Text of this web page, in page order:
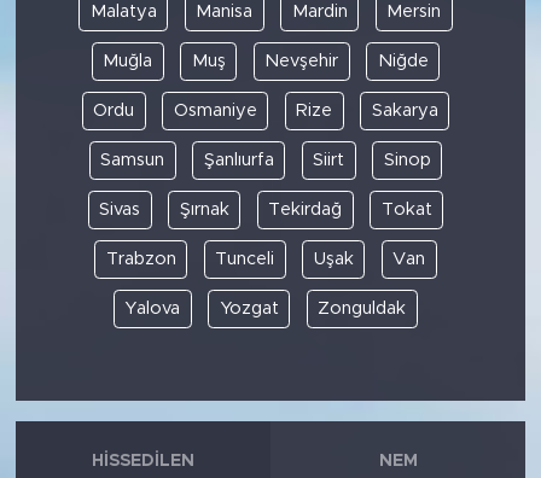
Malatya Manisa Mardin Mersin
Muğla Muş Nevşehir Niğde
Ordu Osmaniye Rize Sakarya
Samsun Şanlıurfa Siirt Sinop
Sivas Şırnak Tekirdağ Tokat
Trabzon Tunceli Uşak Van
Yalova Yozgat Zonguldak
HISSEDILEN NEM